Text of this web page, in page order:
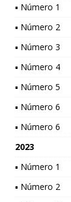
▪ Número 1
▪ Número 2
▪ Número 3
▪ Número 4
▪ Número 5
▪ Número 6
▪ Número 6
2023
▪ Número 1
▪ Número 2